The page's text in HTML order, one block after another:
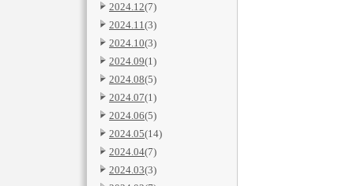
2024.12(7)
2024.11(3)
2024.10(3)
2024.09(1)
2024.08(5)
2024.07(1)
2024.06(5)
2024.05(14)
2024.04(7)
2024.03(3)